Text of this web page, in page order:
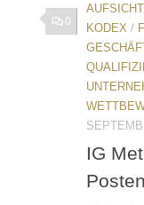
0
KODEX /
IG